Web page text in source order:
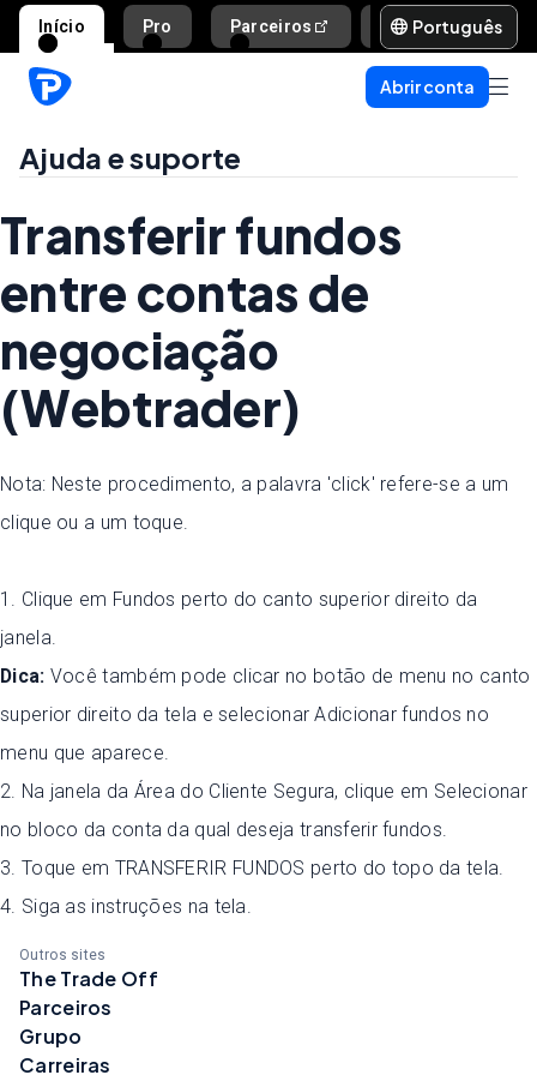
Início Pro Parceiros Ajuda e suporte
Português
Abrir conta
Ajuda e suporte
Transferir fundos
entre contas de
negociação
(Webtrader)
Nota: Neste procedimento, a palavra 'click' refere-se a um
clique ou a um toque.
1. Clique em Fundos perto do canto superior direito da
janela.
Dica: Você também pode clicar no botão de menu no canto
superior direito da tela e selecionar Adicionar fundos no
menu que aparece.
2. Na janela da Área do Cliente Segura, clique em Selecionar
no bloco da conta da qual deseja transferir fundos.
3. Toque em TRANSFERIR FUNDOS perto do topo da tela.
4. Siga as instruções na tela.
Outros sites
The Trade Off
Parceiros
Grupo
Carreiras